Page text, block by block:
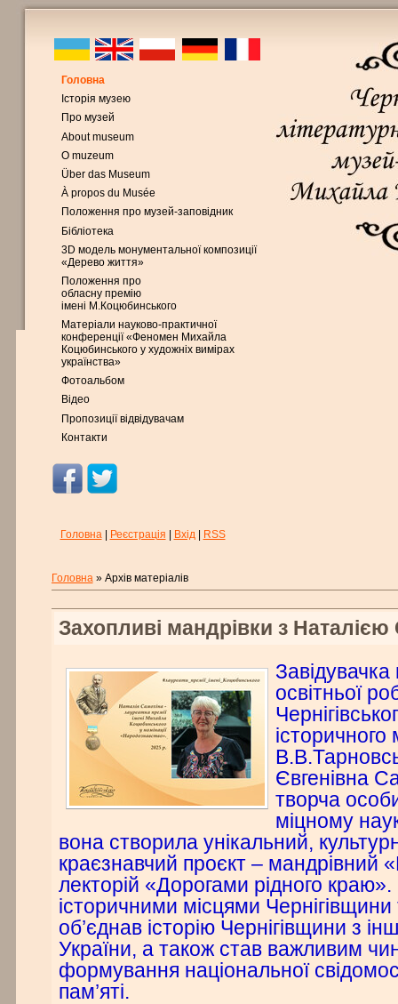
Головна
Історія музею
Про музей
About museum
O muzeum
Über das Museum
À propos du Musée
Положення про музей-заповідник
Бібліотека
3D модель монументальної композиції
«Дерево життя»
Положення про
обласну премію
імені М.Коцюбинського
Матеріали науково-практичної
конференції «Феномен Михайла
Коцюбинського у художніх вимірах
українства»
Фотоальбом
Відео
Пропозиції відвідувачам
Контакти
Головна| Реєстрація Вхід| RSS
Головна» Архів матеріалів
Захопливі мандрівки з
Завідувачка
освітньої
історичного
Євгенівна
творча
міцному
вона створила унікальний,
краєзнавчий проєкт – мандрівний
лекторій «Дорогами рідного
історичними місцями Чернігівщини
об’єднав історію Чернігівщини з
України, а також став важливим
формування національної
пам’яті.